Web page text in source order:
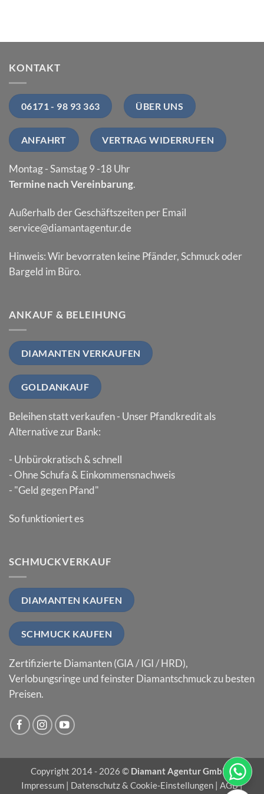
KONTAKT
06171 - 98 93 363 ÜBER UNS
ANFAHRT VERTRAG WIDERRUFEN
Montag - Samstag 9 -18 Uhr
Termine nach Vereinbarung.
Außerhalb der Geschäftszeiten per Email
service@diamantagentur.de
Hinweis: Wir bevorraten keine Pfänder, Schmuck oder
Bargeld im Büro.
ANKAUF & BELEIHUNG
DIAMANTEN VERKAUFEN
GOLDANKAUF
Beleihen statt verkaufen - Unser Pfandkredit als
Alternative zur Bank:
- Unbürokratisch & schnell
- Ohne Schufa & Einkommensnachweis
- "Geld gegen Pfand"
So funktioniert es
SCHMUCKVERKAUF
DIAMANTEN KAUFEN
SCHMUCK KAUFEN
Zertifizierte Diamanten (GIA / IGI / HRD),
Verlobungsringe und feinster Diamantschmuck zu besten
Preisen.
Copyright 2014 - 2026 © Diamant Agentur GmbH |
Impressum | Datenschutz & Cookie-Einstellungen | AGB|